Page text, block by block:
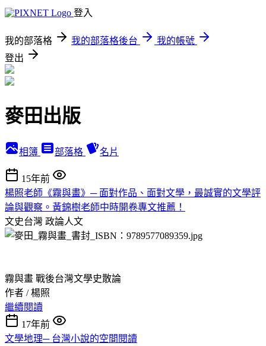
登入
我的部落格 我的部落格後台
我的帳號
登出
麥田出版
相簿 部落格 名片
15年前
楊照老師《霧與畫》─ 面對作品、面對文學，最誠實的文學評
論與觀察。黃錦樹老師中時開卷專文推薦！
文史台灣 政論人文
霧與畫 戰後台灣文學史散論
作者 / 楊照
繼續閱讀
17年前
文學地理─ 台灣小說的空間閱讀